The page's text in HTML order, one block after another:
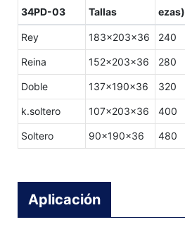
34PD-03
Tallas
ezas)
Rey 183x203x36 240
Reina 152x203x36 280
Doble 137x190x36 320
k.soltero 107x203x36 400
Soltero 90x190x36 480
Aplicación